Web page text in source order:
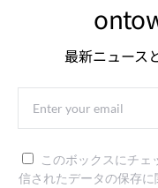
最新ニュース
このボックスにチ
信されたデータの保存